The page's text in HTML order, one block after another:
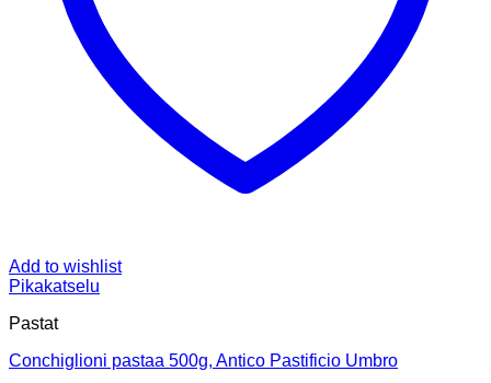
Add to wishlist
Pikakatselu
Pastat
Conchiglioni pastaa 500g, Antico Pastificio Umbro